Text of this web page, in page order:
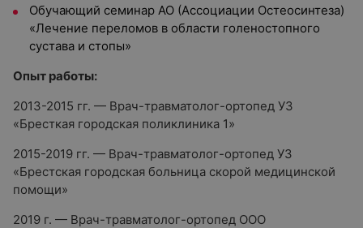
Обучающий семинар АО (Ассоциации Остеосинтеза)
«Лечение переломов в области голеностопного
сустава и стопы»
Опыт работы:
2013-2015 гг. — Врач-травматолог-ортопед УЗ
«Бресткая городская поликлиника 1»
2015-2019 гг. — Врач-травматолог-ортопед УЗ
«Брестская городская больница скорой медицинской
помощи»
2019 г. — Врач-травматолог-ортопед ООО